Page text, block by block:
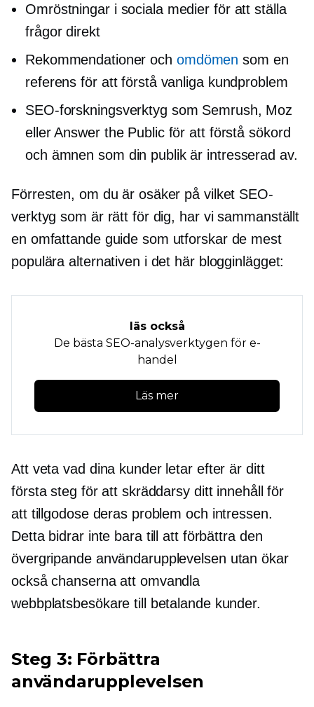
Omröstningar i sociala medier för att ställa
frågor direkt
Rekommendationer och omdömen som en
referens för att förstå vanliga kundproblem
SEO-forskningsverktyg som Semrush, Moz
eller Answer the Public för att förstå sökord
och ämnen som din publik är intresserad av.
Förresten, om du är osäker på vilket SEO-
verktyg som är rätt för dig, har vi sammanställt
en omfattande guide som utforskar de mest
populära alternativen i det här blogginlägget:
läs också
De bästa SEO-analysverktygen för e-
handel
Läs mer
Att veta vad dina kunder letar efter är ditt
första steg för att skräddarsy ditt innehåll för
att tillgodose deras problem och intressen.
Detta bidrar inte bara till att förbättra den
övergripande användarupplevelsen utan ökar
också chanserna att omvandla
webbplatsbesökare till betalande kunder.
Steg 3: Förbättra
användarupplevelsen